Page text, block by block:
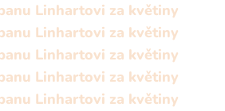
Linhartovi za květiny
Linhartovi za květiny
Linhartovi za květiny
Linhartovi za květiny
Linhartovi za květiny